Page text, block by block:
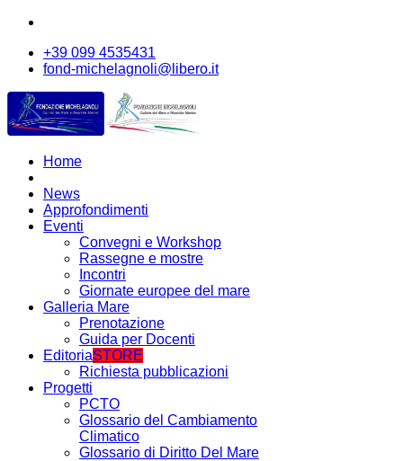
+39 099 4535431
fond-michelagnoli@libero.it
Home
News
Approfondimenti
Eventi
Convegni e Workshop
Rassegne e mostre
Incontri
Giornate europee del mare
Galleria Mare
Prenotazione
Guida per Docenti
EditoriaSTORE
Richiesta pubblicazioni
Progetti
PCTO
Glossario del Cambiamento
Climatico
Glossario di Diritto Del Mare